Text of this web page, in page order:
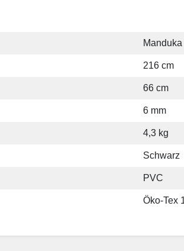
Manduka
216 cm
66 cm
6 mm
4,3 kg
Schwarz
PVC
Öko-Tex